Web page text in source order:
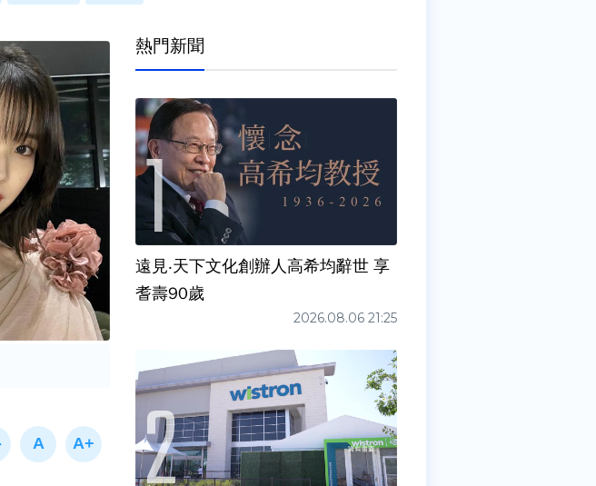
熱門新聞
遠見‧天下文化創辦人高希均辭世 享
耆壽90歲
2026.08.06 21:25